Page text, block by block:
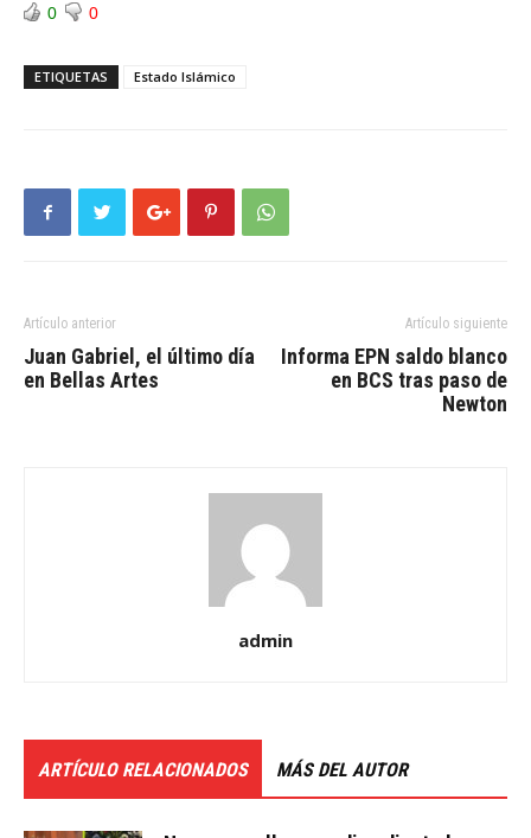
0 0
ETIQUETAS Estado Islámico
Artículo anterior
Juan Gabriel, el último día
en Bellas Artes
Artículo siguiente
Informa EPN saldo blanco
en BCS tras paso de
Newton
admin
ARTÍCULO RELACIONADOS MÁS DEL AUTOR